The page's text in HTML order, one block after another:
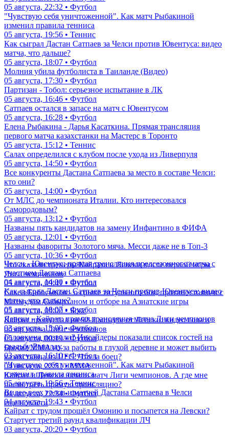
05 августа, 22:32 • Футбол
"Чувствую себя уничтоженной". Как матч Рыбакиной
изменил правила тенниса
05 августа, 19:56 • Теннис
Как сыграл Дастан Сатпаев за Челси против Ювентуса: видео
матча, что дальше?
05 августа, 18:07 • Футбол
Молния убила футболиста в Таиланде (Видео)
05 августа, 17:30 • Футбол
Партизан - Тобол: серьезное испытание в ЛК
05 августа, 16:46 • Футбол
Сатпаев остался в запасе на матч с Ювентусом
05 августа, 16:28 • Футбол
Елена Рыбакина - Дарья Касаткина. Прямая трансляция
первого матча казахстанки на Мастерс в Торонто
05 августа, 15:12 • Теннис
Салах определился с клубом после ухода из Ливерпуля
05 августа, 14:50 • Футбол
Все конкуренты Дастана Сатпаева за место в составе Челси:
кто они?
05 августа, 14:00 • Футбол
От МЛС до чемпионата Италии. Кто интересовался
Самородовым?
05 августа, 13:12 • Футбол
Названы пять кандидатов на замену Инфантино в ФИФА
05 августа, 12:01 • Футбол
Названы фавориты Золотого мяча. Месси даже не в Топ-3
05 августа, 10:36 • Футбол
Что сказали тренеры Кайрата и Левски после первой игры
Лиги чемпионов
05 августа, 09:41 • Футбол
Сакен Бибосынов - о срыве титульного боя, противостоянии с
Махмудом Сабырханом и отборе на Азиатские игры
05 августа, 09:00 • Бокс
Кайрат пропустил на 92-й минуте от Левски: видео гола и
обзор матча Лиги чемпионов
05 августа, 00:19 • Футбол
Бросал ММА из-за работы в глухой деревне и может выбить
казахстанца из UFC. Что за боец?
04 августа, 22:51 • ММА
Кайрат и Левски начали матч Лиги чемпионов. А где мне
посмотреть прямую трансляцию?
04 августа, 22:34 • Футбол
еще новости
Челси - Ювентус: прямая трансляция предсезонного матча с
участием Дастана Сатпаева
04 августа, 14:00 • Футбол
Как сыграл Дастан Сатпаев за Челси против Ювентуса: видео
матча, что дальше?
05 августа, 18:07 • Футбол
Левски - Кайрат: прямая трансляция матча Лиги чемпионов
03 августа, 15:00 • Футбол
Головкина позвали? Инсайдеры показали список гостей на
свадьбу Роналду
03 августа, 16:10 • Футбол
"Чувствую себя уничтоженной". Как матч Рыбакиной
изменил правила тенниса
05 августа, 19:56 • Теннис
Видео всех голов и матчей Дастана Сатпаева в Челси
04 августа, 19:43 • Футбол
Кайрат с трудом прошёл Омонию и посыпется на Левски?
Стартует третий раунд квалификации ЛЧ
03 августа, 20:20 • Футбол